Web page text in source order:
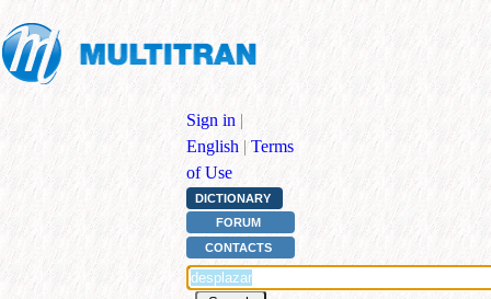
Sign in |
English | Terms
of Use
DICTIONARY
FORUM
CONTACTS